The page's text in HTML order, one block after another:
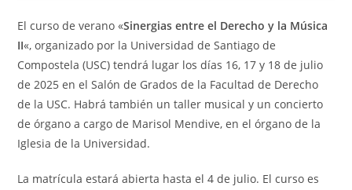
entrada:
entrada:
entrada:
El curso de verano «Sinergias entre el Derecho y la Música
II«, organizado por la Universidad de Santiago de
Compostela (USC) tendrá lugar los días 16, 17 y 18 de julio
de 2025 en el Salón de Grados de la Facultad de Derecho
de la USC. Habrá también un taller musical y un concierto
de órgano a cargo de Marisol Mendive, en el órgano de la
Iglesia de la Universidad.
La matrícula estará abierta hasta el 4 de julio. El curso es